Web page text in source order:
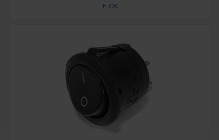
IP 300